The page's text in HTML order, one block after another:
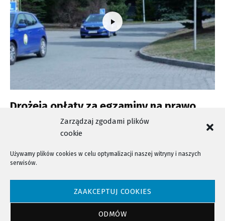
Zarządzaj zgodami plików
cookie
Używamy plików cookies w celu optymalizacji naszej witryny i naszych
serwisów.
ZAAKCEPTUJ COOKIES
ODMÓW
Drożeją opłaty za egzaminy na prawo
NTV - Nasza Telewizja Sądecka © 2023 Wszystkie prawa zastrzeżone!